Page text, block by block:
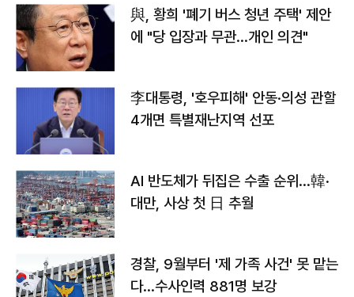
與, 황희 '폐기 버스 청년 주택' 제안
에 "당 입장과 무관…개인 의견"
李대통령, '호우피해' 안동·의성 관할
4개면 특별재난지역 선포
AI 반도체가 뒤집은 수출 순위…韓·
대만, 사상 첫 日 추월
경찰, 9월부터 '제 가족 사건' 못 맡는
다…수사인력 881명 보강